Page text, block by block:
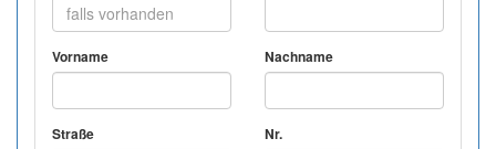
Vorname Nachname
Straße Nr.